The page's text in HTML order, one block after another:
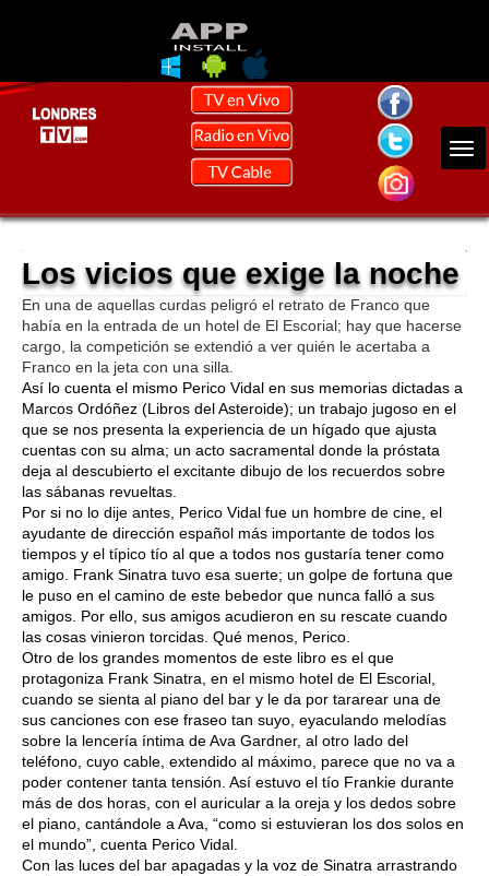
Los vicios que exige la noche
En una de aquellas curdas peligró el retrato de Franco que
había en la entrada de un hotel de El Escorial; hay que hacerse
cargo, la competición se extendió a ver quién le acertaba a
Franco en la jeta con una silla.
Así lo cuenta el mismo Perico Vidal en sus memorias dictadas a
Marcos Ordóñez (Libros del Asteroide); un trabajo jugoso en el
que se nos presenta la experiencia de un hígado que ajusta
cuentas con su alma; un acto sacramental donde la próstata
deja al descubierto el excitante dibujo de los recuerdos sobre
las sábanas revueltas.
Por si no lo dije antes, Perico Vidal fue un hombre de cine, el
ayudante de dirección español más importante de todos los
tiempos y el típico tío al que a todos nos gustaría tener como
amigo. Frank Sinatra tuvo esa suerte; un golpe de fortuna que
le puso en el camino de este bebedor que nunca falló a sus
amigos. Por ello, sus amigos acudieron en su rescate cuando
las cosas vinieron torcidas. Qué menos, Perico.
Otro de los grandes momentos de este libro es el que
protagoniza Frank Sinatra, en el mismo hotel de El Escorial,
cuando se sienta al piano del bar y le da por tararear una de
sus canciones con ese fraseo tan suyo, eyaculando melodías
sobre la lencería íntima de Ava Gardner, al otro lado del
teléfono, cuyo cable, extendido al máximo, parece que no va a
poder contener tanta tensión. Así estuvo el tío Frankie durante
más de dos horas, con el auricular a la oreja y los dedos sobre
el piano, cantándole a Ava, “como si estuvieran los dos solos en
el mundo”, cuenta Perico Vidal.
Con las luces del bar apagadas y la voz de Sinatra arrastrando